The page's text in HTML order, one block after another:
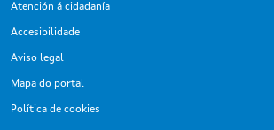
Atención á cidadanía
Accesibilidade
Aviso legal
Mapa do portal
Política de cookies